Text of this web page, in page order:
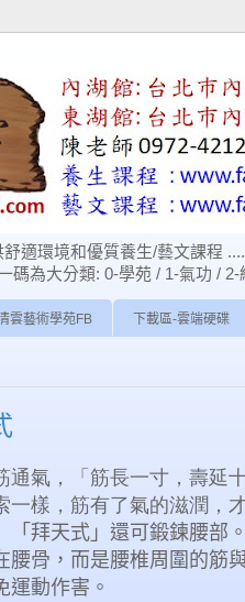
適環境和優質養生/藝文課程
碼為大分類: 0-學苑 / 1-氣功 /
雲藝術學苑FB 下載區-雲端硬碟
通氣，「筋長一寸，壽延
一樣，筋有了氣的滋潤，
「拜天式」還可鍛鍊腰部
腰骨，而是腰椎周圍的筋
運動作害。